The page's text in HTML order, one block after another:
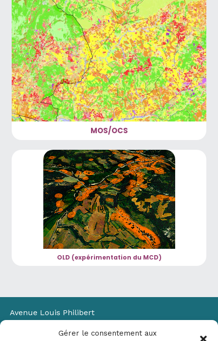
Gérer le consentement aux
MOS/OCS
OLD (expérimentation du MCD)
Avenue Louis Philibert
Bâtiment Laennec